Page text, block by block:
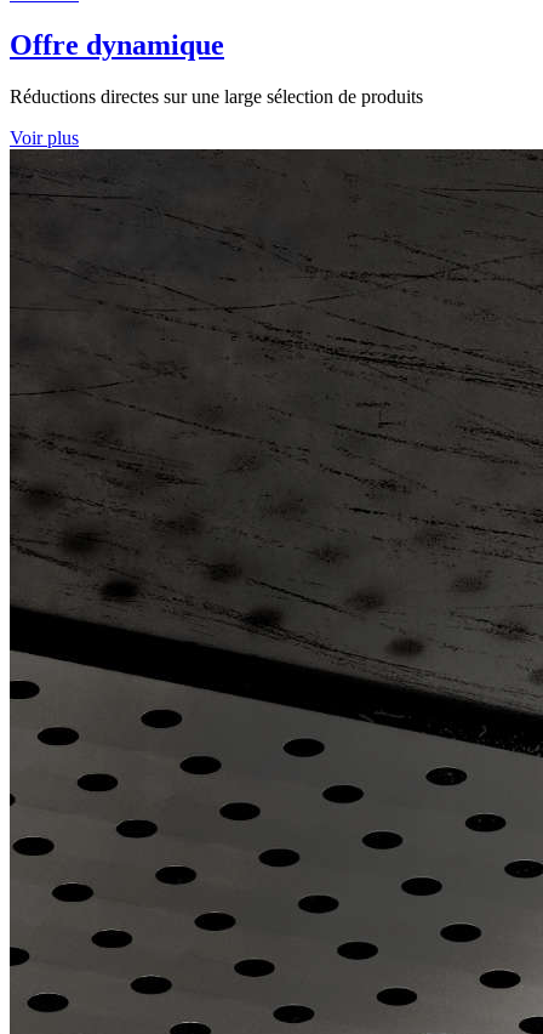
Offre dynamique
Réductions directes sur une large sélection de produits
Voir plus